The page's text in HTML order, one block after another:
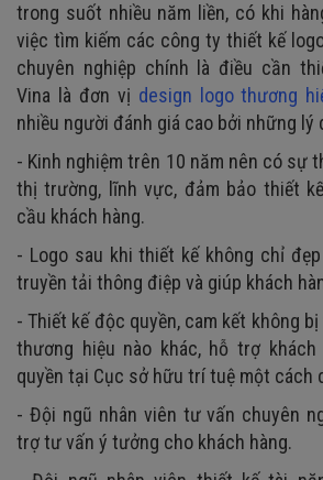
trong suốt nhiều năm liền, có khi
việc tìm kiếm các công ty thiết kế
chuyên nghiệp chính là điều cần
Vina là đơn vị design logo thương
nhiều người đánh giá cao bởi những lý
- Kinh nghiệm trên 10 năm nên có sự
thị trường, lĩnh vực, đảm bảo thiết
cầu khách hàng.
- Logo sau khi thiết kế không chỉ
truyền tải thông điệp và giúp khách
- Thiết kế độc quyền, cam kết không
thương hiệu nào khác, hỗ trợ
quyền tại Cục sở hữu trí tuệ một cách
- Đội ngũ nhân viên tư vấn chuyên
trợ tư vấn ý tưởng cho khách hàng.